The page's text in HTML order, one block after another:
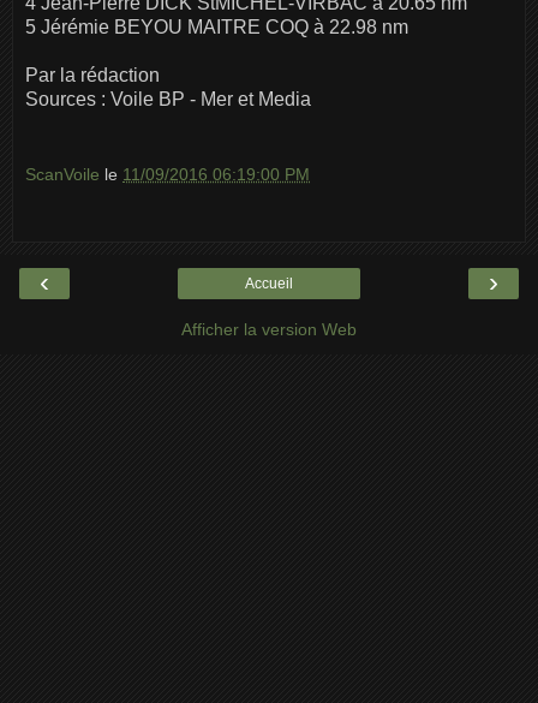
5 Jérémie BEYOU MAITRE COQ à 22.98 nm
Par la rédaction
Sources : Voile BP - Mer et Media
ScanVoile le 11/09/2016 06:19:00 PM
‹ ›
Accueil
Afficher la version Web